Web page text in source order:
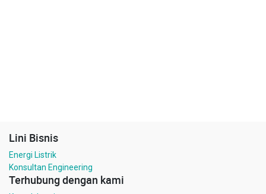
Lini Bisnis
Energi Listrik
Konsultan Engineering
Terhubung dengan kami